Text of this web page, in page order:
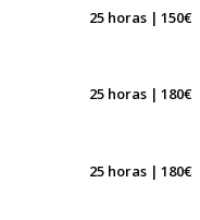
25 horas | 150€
25 horas | 180€
25 horas | 180€